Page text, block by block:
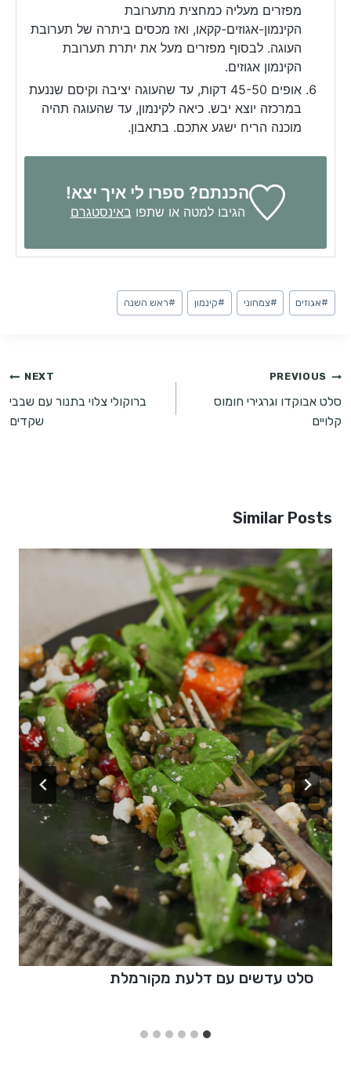
מפזרים מעליה כמחצית מתערובת
הקינמון-אגוזים-קקאו, ואז מכסים ביתרה של תערובת
העוגה. לבסוף מפזרים מעל את יתרת תערובת
הקינמון אגוזים.
אופים 45-50 דקות, עד שהעוגה יציבה וקיסם שננעת
במרכזה יוצא יבש. כיאה לקינמון, עד שהעוגה תהיה
מוכנה הריח ישגע אתכם. בתאבון.
הכנתם? ספרו לי איך יצא!
הגיבו למטה או שתפו באינסטגרם
Post
Tags:
#אגוזים #צמחוני #קינמון #ראש השנה
ניווטPREVIOUS
סלט אבוקדו וגרגירי חומוס
קלויים
NEXT
ברוקולי צלוי בתנור עם שבבי
שקדים
Similar Posts
סלט עדשים עם דלעת מקורמלת